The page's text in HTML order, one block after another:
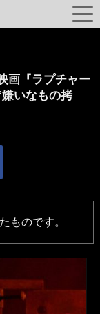
画『ラプチャー
いなもの拷
ものです。